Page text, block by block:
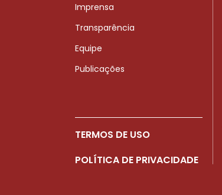
Imprensa
Transparência
Equipe
Publicações
TERMOS DE USO
POLÍTICA DE PRIVACIDADE